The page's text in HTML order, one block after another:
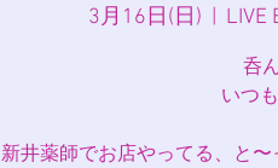
3月16日(日) LIVE
呑
いつ
新井薬師でお店やってる、と